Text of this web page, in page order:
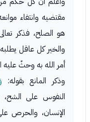
مقتضيه وانتفاء
هو الصلح، فذكر
والخير كل عاقل
أمر الله به وحثّ عليه
وذكر المانع بقوله:
النفوس على
الإنسان، والحرص